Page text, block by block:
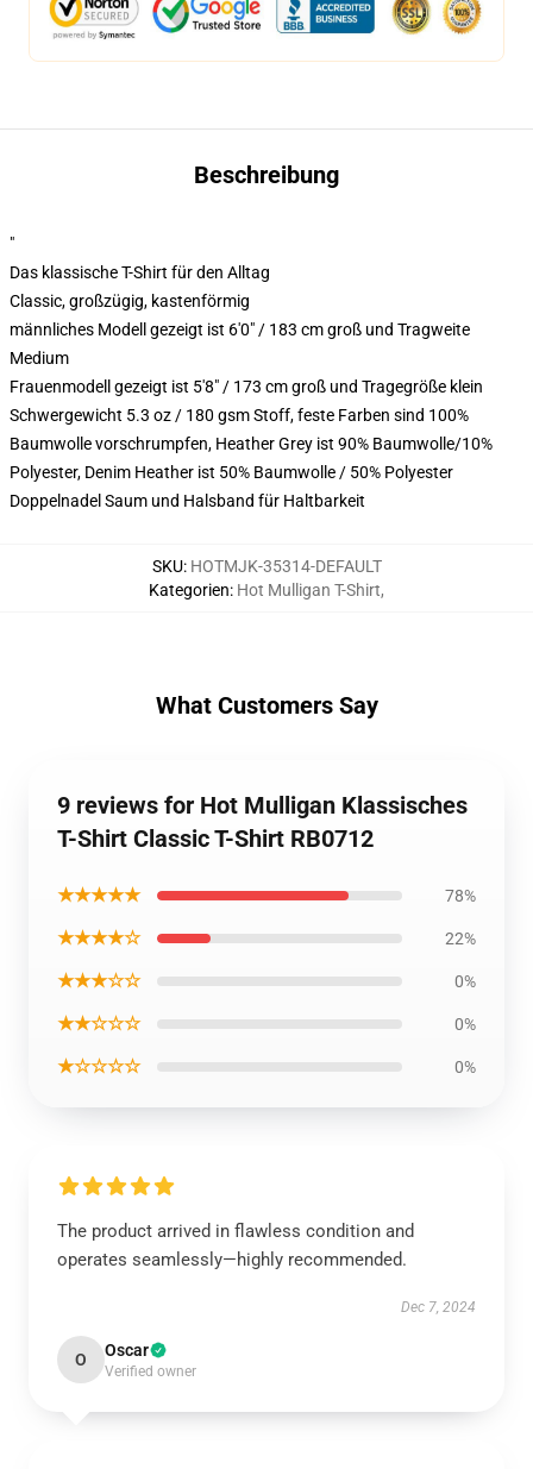
Beschreibung
"
Das klassische T-Shirt für den Alltag
Classic, großzügig, kastenförmig
männliches Modell gezeigt ist 6'0" / 183 cm groß und Tragweite
Medium
Frauenmodell gezeigt ist 5'8" / 173 cm groß und Tragegröße klein
Schwergewicht 5.3 oz / 180 gsm Stoff, feste Farben sind 100%
Baumwolle vorschrumpfen, Heather Grey ist 90% Baumwolle/10%
Polyester, Denim Heather ist 50% Baumwolle / 50% Polyester
Doppelnadel Saum und Halsband für Haltbarkeit
SKU: HOTMJK-35314-DEFAULT
Kategorien: Hot Mulligan T-Shirt,
What Customers Say
9 reviews for Hot Mulligan Klassisches
T-Shirt Classic T-Shirt RB0712
★★★★★ 78%
★★★★☆ 22%
★★★☆☆ 0%
★★☆☆☆ 0%
★☆☆☆☆ 0%
The product arrived in flawless condition and
operates seamlessly—highly recommended.
Dec 7, 2024
O Oscar
Verified owner